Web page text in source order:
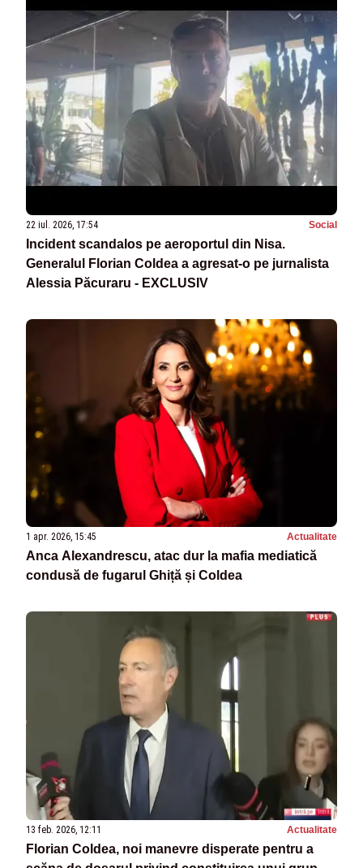
22 iul. 2026, 17:54 Social
Incident scandalos pe aeroportul din Nisa.
Generalul Florian Coldea a agresat-o pe jurnalista
Alessia Păcuraru - EXCLUSIV
1 apr. 2026, 15:45 Actualitate
Anca Alexandrescu, atac dur la mafia mediatică
condusă de fugarul Ghiță și Coldea
13 feb. 2026, 12:11 Actualitate
Florian Coldea, noi manevre disperate pentru a